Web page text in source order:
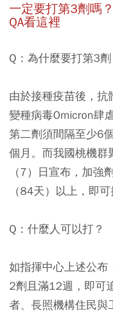
一定要打第3劑嗎
QA看這裡
Q：為什麼要打第3
由於接種疫苗後，
變種病毒Omicron肆
第二劑須間隔至少6
個月。而我國桃機群
（7）日宣布，加強
（84天）以上，即可
Q：什麼人可以打？
如指揮中心上述公
2劑且滿12週，即可
者、長照機構住民與